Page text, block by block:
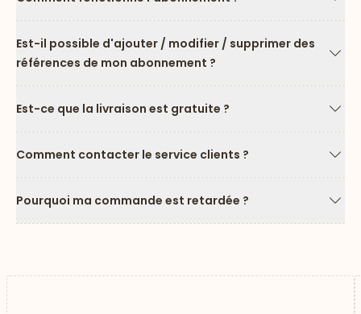
Est-il possible d'ajouter / modifier / supprimer des
références de mon abonnement ?
Est-ce que la livraison est gratuite ?
Comment contacter le service clients ?
Pourquoi ma commande est retardée ?